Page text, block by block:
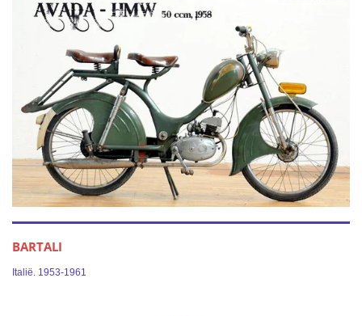
BARTALI
Italië. 1953-1961